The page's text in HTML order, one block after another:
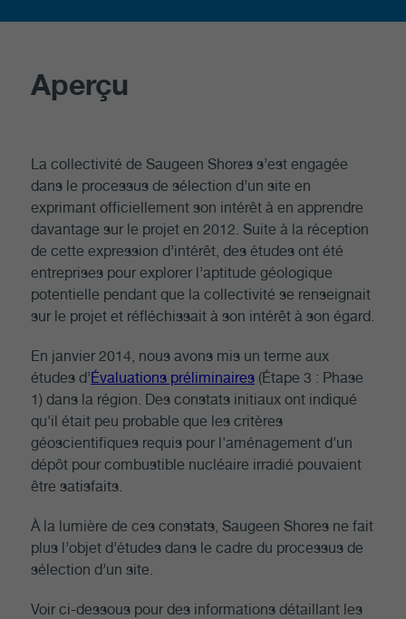
Aperçu
La collectivité de Saugeen Shores s’est engagée
dans le processus de sélection d’un site en
exprimant officiellement son intérêt à en apprendre
davantage sur le projet en 2012. Suite à la réception
de cette expression d’intérêt, des études ont été
entreprises pour explorer l’aptitude géologique
potentielle pendant que la collectivité se renseignait
sur le projet et réfléchissait à son intérêt à son égard.
En janvier 2014, nous avons mis un terme aux
études d’Évaluations préliminaires (Étape 3 : Phase
1) dans la région. Des constats initiaux ont indiqué
qu'il était peu probable que les critères
géoscientifiques requis pour l'aménagement d'un
dépôt pour combustible nucléaire irradié pouvaient
être satisfaits.
À la lumière de ces constats, Saugeen Shores ne fait
plus l’objet d’études dans le cadre du processus de
sélection d’un site.
Voir ci-dessous pour des informations détaillant les